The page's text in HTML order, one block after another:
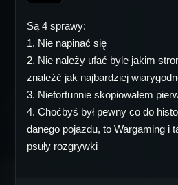
Są 4 sprawy:
1. Nie napinać się
2. Nie należy ufać byle jakim
znaleźć jak najbardziej
3. Niefortunnie skopiowałem
4. Choćbyś był pewny co do
danego pojazdu, to Wargaming i
psuły rozgrywki